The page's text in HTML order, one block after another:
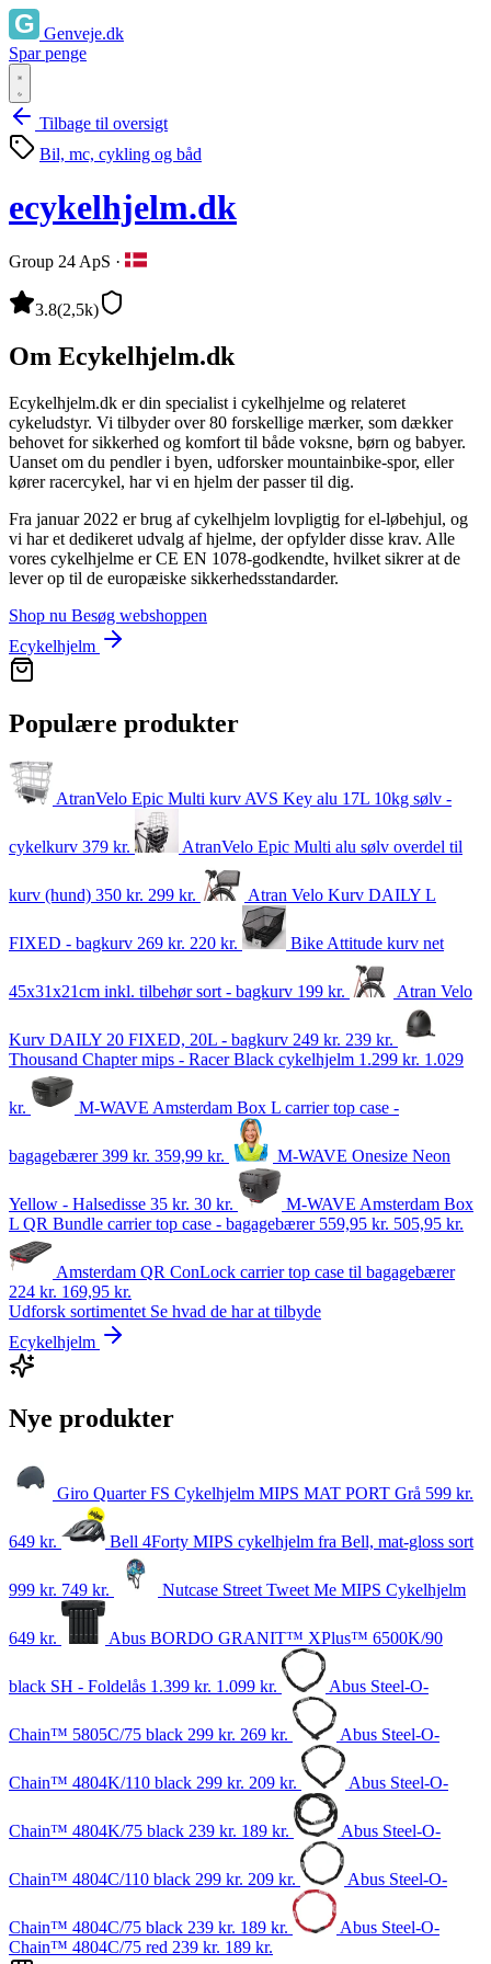
Genveje.dk
Spar penge
Tilbage til oversigt
Bil, mc, cykling og båd
ecykelhjelm.dk
Group 24 ApS ·
3.8(2,5k)
Om Ecykelhjelm.dk
Ecykelhjelm.dk er din specialist i cykelhjelme og relateret
cykeludstyr. Vi tilbyder over 80 forskellige mærker, som dækker
behovet for sikkerhed og komfort til både voksne, børn og babyer.
Uanset om du pendler i byen, udforsker mountainbike-spor, eller
kører racercykel, har vi en hjelm der passer til dig.
Fra januar 2022 er brug af cykelhjelm lovpligtig for el-løbehjul, og
vi har et dedikeret udvalg af hjelme, der opfylder disse krav. Alle
vores cykelhjelme er CE EN 1078-godkendte, hvilket sikrer at de
lever op til de europæiske sikkerhedsstandarder.
Shop nu Besøg webshoppen
Ecykelhjelm
Populære produkter
AtranVelo Epic Multi kurv AVS Key alu 17L 10kg sølv -
cykelkurv 379 kr. AtranVelo Epic Multi alu sølv overdel til
kurv (hund) 350 kr. 299 kr. Atran Velo Kurv DAILY L
FIXED - bagkurv 269 kr. 220 kr. Bike Attitude kurv net
45x31x21cm inkl. tilbehør sort - bagkurv 199 kr. Atran Velo
Kurv DAILY 20 FIXED, 20L - bagkurv 249 kr. 239 kr.
Thousand Chapter mips - Racer Black cykelhjelm 1.299 kr. 1.029
kr. M-WAVE Amsterdam Box L carrier top case -
bagagebærer399 kr. 359,99 kr. M-WAVE Onesize Neon
Yellow - Halsedisse 35 kr. 30 kr.
M-WAVE Amsterdam Box
L QR Bundle carrier top case - bagagebærer 559,95 kr. 505,95 kr.
Amsterdam QR ConLock carrier top case til bagagebærer
224 kr. 169,95 kr.
Udforsk sortimentet Se hvad de har at tilbyde
Ecykelhjelm
Nye produkter
Giro Quarter FS Cykelhjelm MIPS MAT PORT Grå 599 kr.
649 kr. Bell 4Forty MIPS cykelhjelm fra Bell, mat-gloss sort
999 kr. 749 kr. Nutcase Street Tweet Me MIPS Cykelhjelm
649 kr. Abus BORDO GRANIT™ XPlus™ 6500K/90
black SH - Foldelås 1.399 kr. 1.099 kr. Abus Steel-O-
Chain™ 5805C/75 black 299 kr. 269 kr. Abus Steel-O-
Chain™ 4804K/110 black 299 kr. 209 kr. Abus Steel-O-
Chain™ 4804K/75 black 239 kr. 189 kr. Abus Steel-O-
Chain™ 4804C/110 black 299 kr. 209 kr. Abus Steel-O-
Chain™ 4804C/75 black 239 kr. 189 kr.
Abus Steel-O-
Chain™ 4804C/75 red 239 kr. 189 kr.